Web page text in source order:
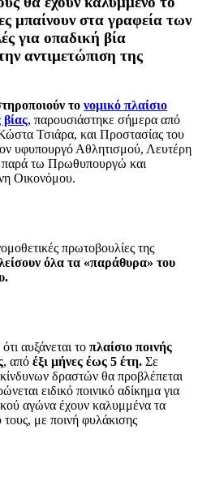
μπαίνουν στα γραφεία των
για οπαδική βία
αντιμετώπιση της
το νομικό πλαίσιο
, παρουσιάστηκε σήμερα από
Τσιάρα, και Προστασίας του
υφυπουργό Αθλητισμού, Λευτέρη
παρά τω Πρωθυπουργώ και
Οικονόμου.
πρωτοβουλίες της
όλα τα «παράθυρα» του
αυξάνεται το πλαίσιο ποινής
, από έξι μήνες έως 5 έτη. Σε
δραστών θα προβλέπεται
ειδικό ποινικό αδίκημα για
αγώνα έχουν καλυμμένα τα
με ποινή φυλάκισης